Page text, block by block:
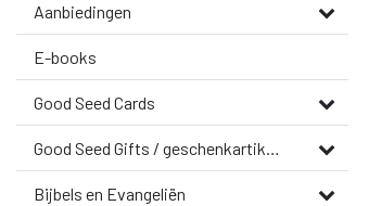
Aanbiedingen
E-books
Good Seed Cards
Good Seed Gifts / geschenkartikelen
Bijbels en Evangeliën